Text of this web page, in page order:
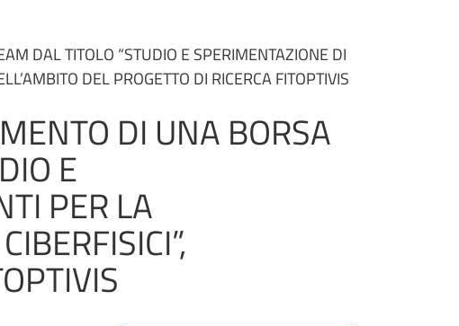
DAL TITOLO “STUDIO E SPERIMENTAZIONE DI
DEL PROGETTO DI RICERCA FITOPTIVIS
DI UNA BORSA
E
PER LA